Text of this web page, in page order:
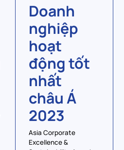
Doanh
nghiệp
hoạt
động tốt
nhất
châu Á
2023
Asia Corporate
Excellence &